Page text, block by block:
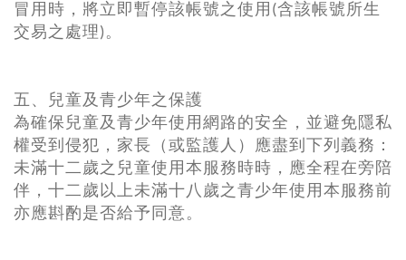
冒用時，將立即暫停該帳號之使用(含該帳號所生
交易之處理)。
五、兒童及青少年之保護
為確保兒童及青少年使用網路的安全，並避免隱私
權受到侵犯，家長（或監護人）應盡到下列義務：
未滿十二歲之兒童使用本服務時時，應全程在旁陪
伴，十二歲以上未滿十八歲之青少年使用本服務前
亦應斟酌是否給予同意。